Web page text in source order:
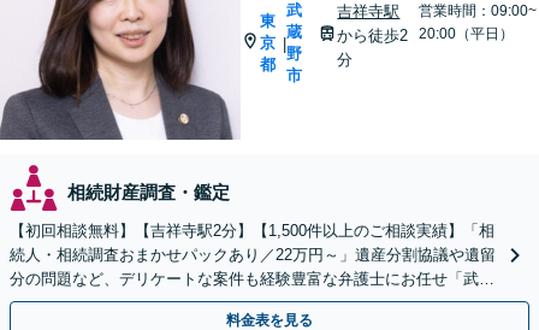
東
京
都
|
武
蔵
野
市
吉祥寺駅
から徒歩2
分
営業時間：09:00~
20:00（平日）
相続財産調査・鑑定
【初回相談無料】【吉祥寺駅2分】【1,500件以上のご相談実績】「相
続人・相続調査おまかせパックあり／22万円～」遺産分割協議や遺留
分の問題など、デリケートな案件も経験豊富な弁護士にお任せ「武蔵
野市／三鷹市／小金井市／杉並区／練馬区など」
料金表を見る